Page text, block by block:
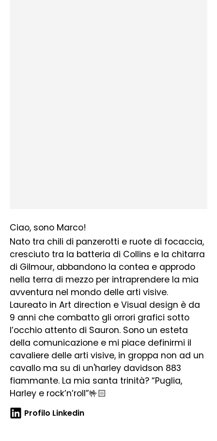
Ciao, sono Marco!
Nato tra chili di panzerotti e ruote di focaccia,
cresciuto tra la batteria di Collins e la chitarra
di Gilmour, abbandono la contea e approdo
nella terra di mezzo per intraprendere la mia
avventura nel mondo delle arti visive.
Laureato in Art direction e Visual design è da
9 anni che combatto gli orrori grafici sotto
l’occhio attento di Sauron. Sono un esteta
della comunicazione e mi piace definirmi il
cavaliere delle arti visive, in groppa non ad un
cavallo ma su di un'harley davidson 883
fiammante. La mia santa trinità? “Puglia,
Harley e rock’n’roll”🤟🏻
Profilo Linkedin